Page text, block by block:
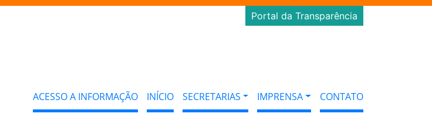
Portal da Transparência
ACESSO A INFORMAÇÃO INÍCIO SECRETARIAS IMPRENSA CONTATO